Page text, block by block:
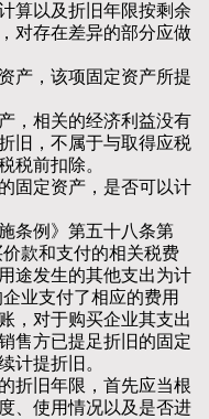
算以及折旧年限按剩余
对存在差异的部分应做
，该项固定资产所提
相关的经济利益没有
旧，不属于与取得应税
税前扣除。
定资产，是否可以计
例》第五十八条第
价款和支付的相关税费
途发生的其他支出为计
业支付了相应的费用
，对于购买企业其支出
售方已提足折旧的固定
计提折旧。
旧年限，首先应当根
、使用情况以及是否进